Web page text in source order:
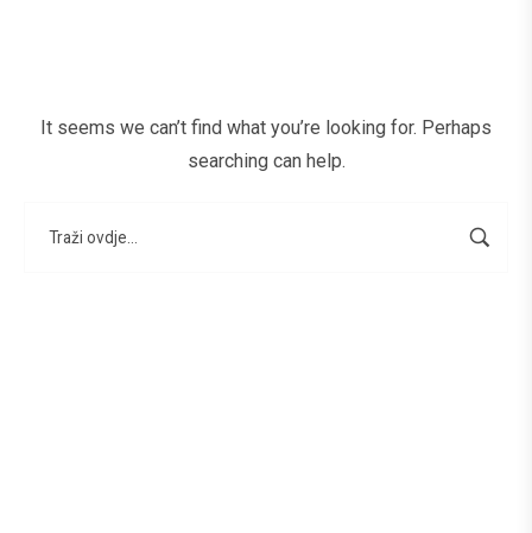
It seems we can’t find what you’re looking for. Perhaps
searching can help.